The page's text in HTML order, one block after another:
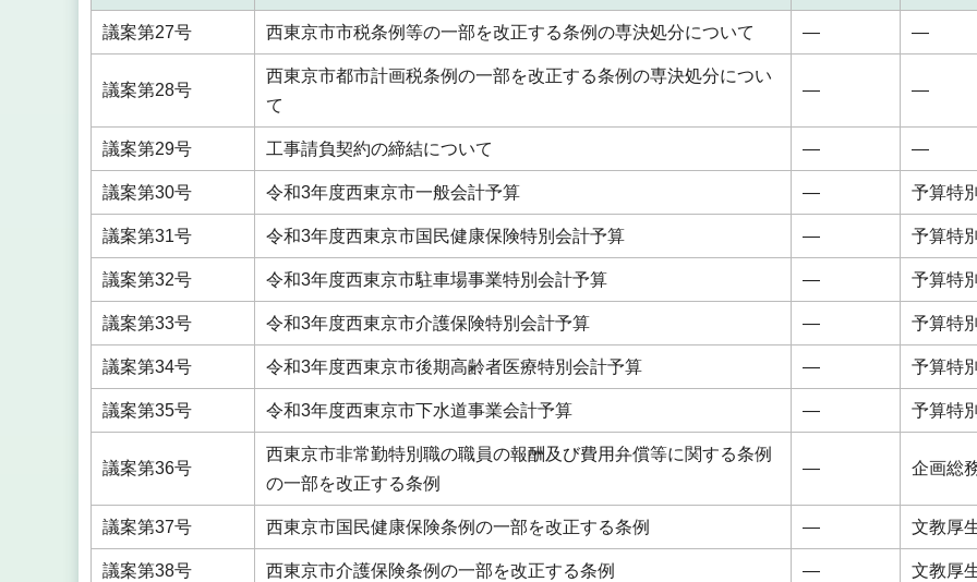
議案第27号 西東京市市税条例等の一部を改正する条例の専決処分について ― ―
議案第28号
西東京市都市計画税条例の一部を改正する条例の専決処分につい
て
― ―
議案第29号 工事請負契約の締結について ― ―
議案第30号 令和3年度西東京市一般会計予算 ― 予算特
議案第31号 令和3年度西東京市国民健康保険特別会計予算 ― 予算特
議案第32号 令和3年度西東京市駐車場事業特別会計予算 ― 予算特
議案第33号 令和3年度西東京市介護保険特別会計予算 ― 予算特
議案第34号 令和3年度西東京市後期高齢者医療特別会計予算 ― 予算特
議案第35号 令和3年度西東京市下水道事業会計予算 ― 予算特
議案第36号
西東京市非常勤特別職の職員の報酬及び費用弁償等に関する条例
の一部を改正する条例
― 企画総
議案第37号 西東京市国民健康保険条例の一部を改正する条例 ― 文教厚
議案第38号 西東京市介護保険条例の一部を改正する条例 ― 文教厚